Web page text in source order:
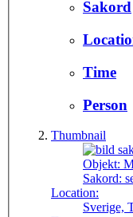
Sakord
Time
Person
Thumbnail
Objekt:
Sakord:
Location:
Sverige,